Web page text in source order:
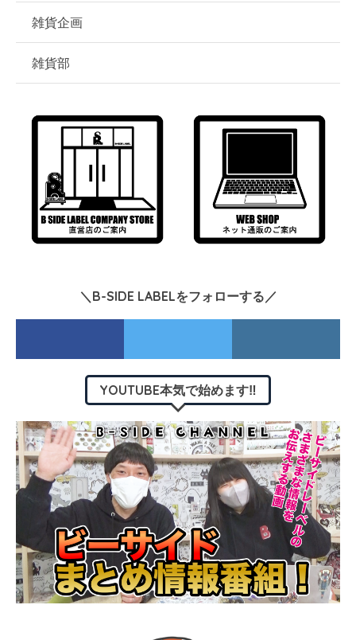
雑貨企画
雑貨部
＼B-SIDE LABELをフォローする／
YOUTUBE本気で始めます‼︎